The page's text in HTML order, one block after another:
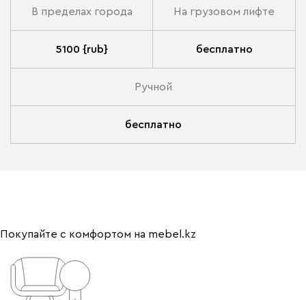
В пределах города На грузовом лифте
5100 {rub} бесплатно
Ручной
бесплатно
Покупайте с комфортом на mebel.kz